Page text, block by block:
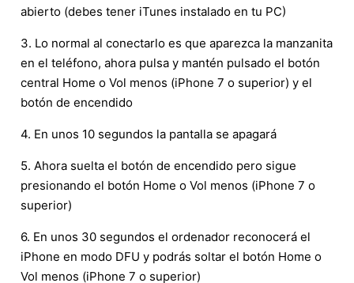
abierto (debes tener iTunes instalado en tu PC)
3. Lo normal al conectarlo es que aparezca la manzanita
en el teléfono, ahora pulsa y mantén pulsado el botón
central Home o Vol menos (iPhone 7 o superior) y el
botón de encendido
4. En unos 10 segundos la pantalla se apagará
5. Ahora suelta el botón de encendido pero sigue
presionando el botón Home o Vol menos (iPhone 7 o
superior)
6. En unos 30 segundos el ordenador reconocerá el
iPhone en modo DFU y podrás soltar el botón Home o
Vol menos (iPhone 7 o superior)